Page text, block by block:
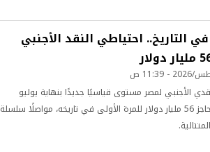
التاريخ.. احتياطي النقد الأجنبي
الأجنبي لمصر مستوى قياسيًا جديدًا بنهاية يوليو
2026، بعدما تجاوز حاجز 56 مليار دولار للمرة الأولى في تاريخه، مواصلًا سلسلة